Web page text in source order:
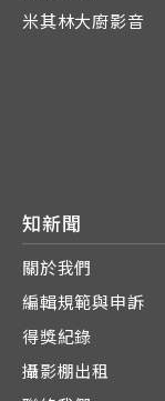
米其林大廚影音
知新聞
關於我們
編輯規範與申訴
得獎紀錄
攝影棚出租